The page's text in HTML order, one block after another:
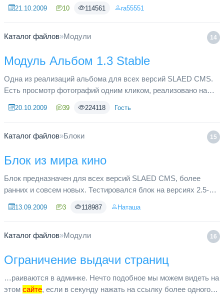
21.10.2009 10 114561 ra55551
14
Каталог файлов»Модули
Модуль Альбом 1.3 Stable
Одна из реализаций альбома для всех версий SLAED CMS.
Есть просмотр фотографий одним кликом, реализовано на
Эта самая новая ...
20.10.2009 39 224118 Гость
15
Каталог файлов»Блоки
Блок из мира кино
Блок предназначен для всех версий SLAED CMS, более
ранних и совсем новых. Тестировался блок на версиях 2.5-2.6
процентов. ...
13.09.2009 3 118987 Наташа
16
Каталог файлов»Модули
Ограничение выдачи страниц
…раиваются в админке. Нечто подобное мы можем видеть на
этом сайте, если в секунду нажать на ссылку более одного